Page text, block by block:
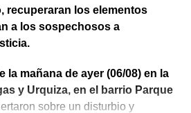
recuperaran los elementos
a los sospechosos a
la mañana de ayer (06/08) en la
y Urquiza, en el barrio Parque
sobre un disturbio y